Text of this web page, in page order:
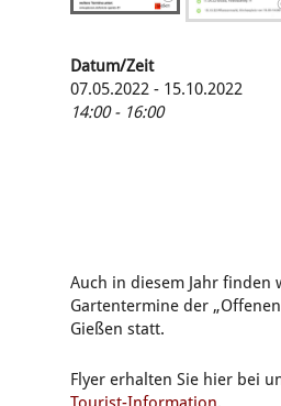
Datum/Zeit
07.05.2022 - 15.10.2022
14:00 - 16:00
Auch in diesem Jahr finden
Gartentermine der
Gießen statt.
Flyer erhalten Sie hier bei